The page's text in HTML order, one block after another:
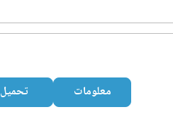
معلومات تحميل